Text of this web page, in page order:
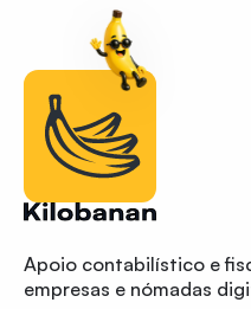
Apoio contabilístico e
empresas e nómadas